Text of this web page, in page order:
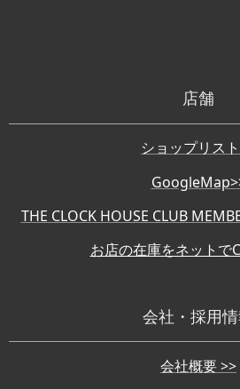
店舗
ショップリス
THE CLOCK HOUSE CLUB
お店の在庫をネットで
会社・採用
会社概要 >>